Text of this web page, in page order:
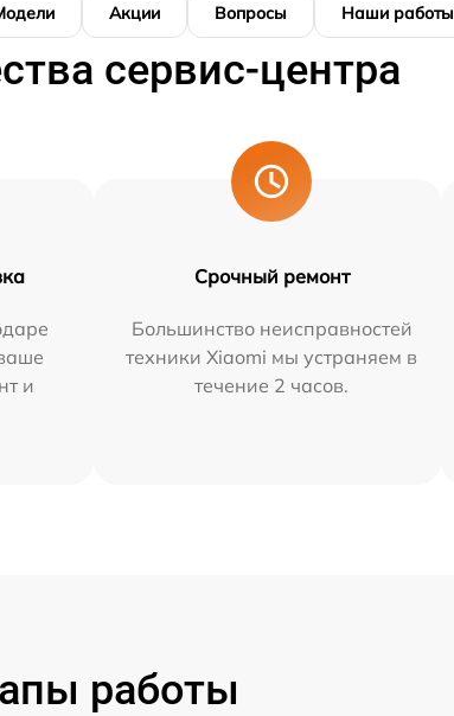
Акции Вопросы Наши работы
сервис-центра
и
Срочный ремонт
Большинство неисправностей
техники Xiaomi мы устраняем в
течение 2 часов.
работы